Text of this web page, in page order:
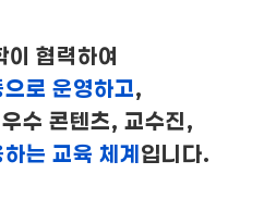
이 협력하여
로 운영하고,
수 콘텐츠, 교수진,
는 교육 체계 입니다.